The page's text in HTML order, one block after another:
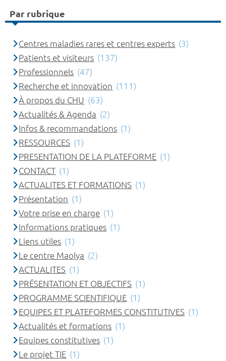
Par rubrique
Centres maladies rares et centres experts (3)
Patients et visiteurs (137)
Professionnels (47)
Recherche et innovation (111)
À propos du CHU (63)
Actualités & Agenda (2)
Infos & recommandations (1)
RESSOURCES (1)
PRESENTATION DE LA PLATEFORME (1)
CONTACT (1)
ACTUALITES ET FORMATIONS (1)
Présentation (1)
Votre prise en charge (1)
Informations pratiques (1)
Liens utiles (1)
Le centre Maolya (2)
ACTUALITES (1)
PRÉSENTATION ET OBJECTIFS (1)
PROGRAMME SCIENTIFIQUE (1)
EQUIPES ET PLATEFORMES CONSTITUTIVES (1)
Actualités et formations (1)
Equipes constitutives (1)
Le projet TIE (1)